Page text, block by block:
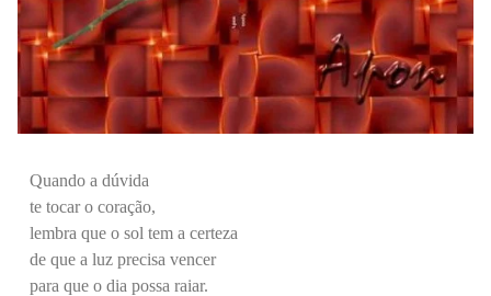
Quando a dúvida
te tocar o coração,
lembra que o sol tem a certeza
de que a luz precisa vencer
para que o dia possa raiar.